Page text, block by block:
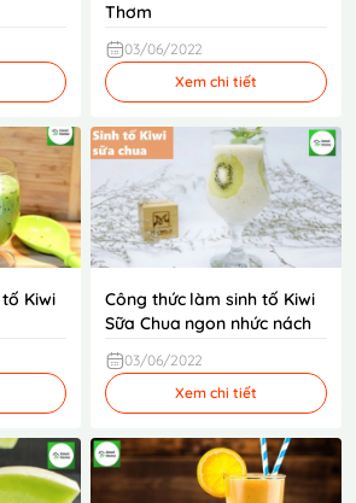
Thơm
03/06/2022
Xem chi tiết
Kiwi
Công thức làm sinh tố Kiwi
Sữa Chua ngon nhức nách
03/06/2022
Xem chi tiết